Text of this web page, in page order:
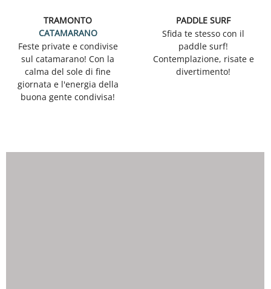
TRAMONTO
CATAMARANO
Feste private e condivise
sul catamarano! Con la
calma del sole di fine
giornata e l'energia della
buona gente condivisa!
PADDLE SURF
Sfida te stesso con il
paddle surf!
Contemplazione, risate e
divertimento!